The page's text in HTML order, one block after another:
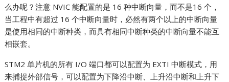
么办呢？注意 NVIC 能配置的是 16 种中断向量，而不是16 个，
当工程中有超过 16 个中断向量时，必然有两个以上的中断向量
是使用相同的中断种类，而具有相同中断种类的中断向量不能互
相嵌套。
STM2 单片机的所有 I/O 端口都可以配置为 EXTI 中断模式，用
来捕捉外部信号，可以配置为下降沿中断、上升沿中断和上升下